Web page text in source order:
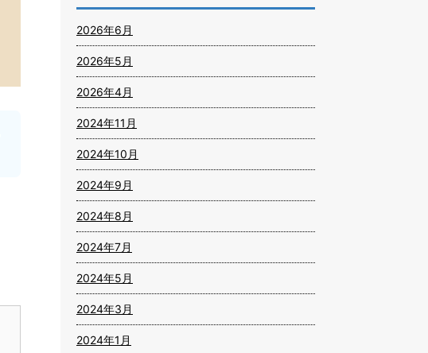
2026年6月
2026年5月
2026年4月
2024年11月
2024年10月
2024年9月
2024年8月
2024年7月
2024年5月
2024年3月
2024年1月